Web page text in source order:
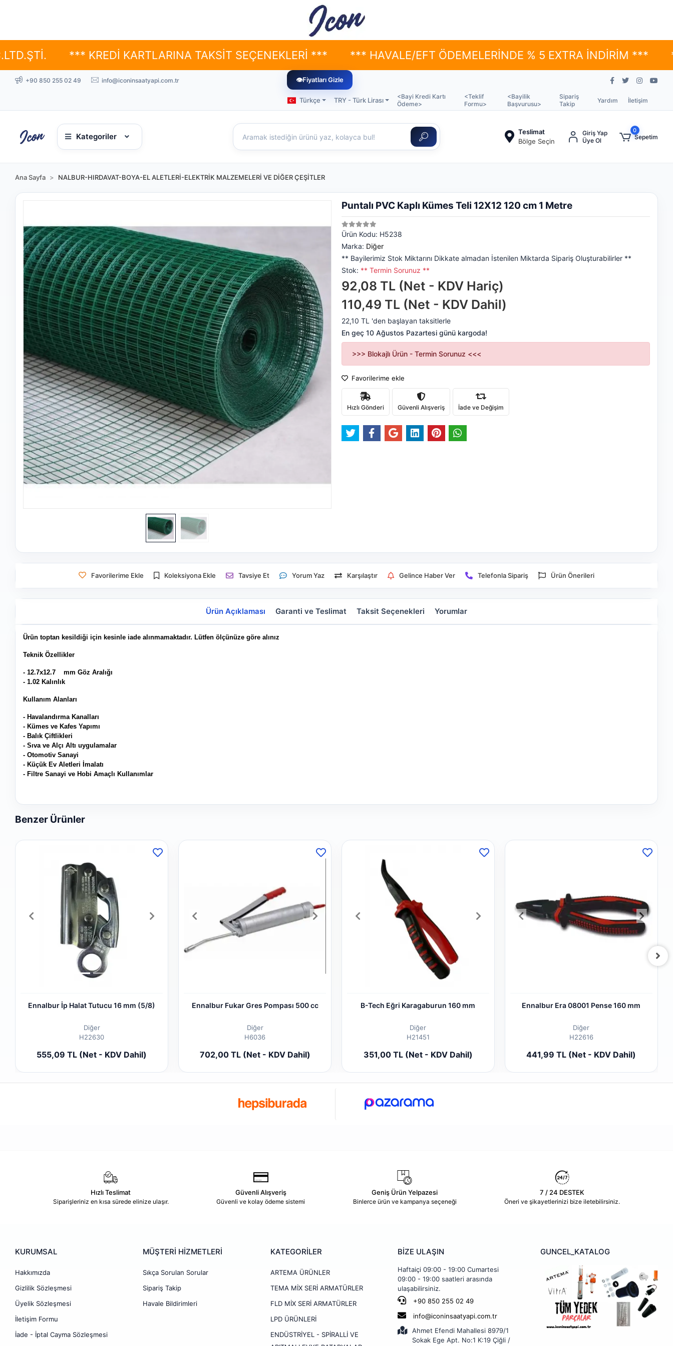
*** KREDİ KARTLARINA TAKSİT SEÇENEKLERİ *** *** HAVALE/EFT ÖDEMELERİNDE % 5 EXTRA İNDİRİM *** ***
+90 850 255 02 49 info@iconinsaatyapi.com.tr 👁Fiyatları Gizle
Türkçe TRY - Türk Lirası
<Bayi Kredi Kartı
Ödeme>
<Teklif
Formu>
<Bayilik
Başvurusu>
Sipariş
Takip
Yardım İletişim
Kategoriler
Teslimat
Bölge Seçin
Giriş Yap
Üye Ol
0
Sepetim
Ana Sayfa NALBUR-HIRDAVAT-BOYA-EL ALETLERİ-ELEKTRİK MALZEMELERİ VE DİĞER ÇEŞİTLER
Puntalı PVC Kaplı Kümes Teli 12X12 120 cm 1 Metre
Ürün Kodu: H5238
Marka: Diğer
** Bayilerimiz Stok Miktarını Dikkate almadan İstenilen Miktarda Sipariş Oluşturabilirler **
Stok: ** Termin Sorunuz **
92,08 TL (Net - KDV Hariç)
110,49 TL (Net - KDV Dahil)
22,10 TL 'den başlayan taksitlerle
En geç 10 Ağustos Pazartesi günü kargoda!
>>> Blokajlı Ürün - Termin Sorunuz <<<
Favorilerime ekle
Hızlı Gönderi Güvenli Alışveriş İade ve Değişim
Favorilerime Ekle Koleksiyona Ekle Tavsiye Et Yorum Yaz Karşılaştır Gelince Haber Ver Telefonla Sipariş Ürün Önerileri
Ürün Açıklaması Garanti ve Teslimat Taksit Seçenekleri Yorumlar
Ürün toptan kesildiği için kesinle iade alınmamaktadır. Lütfen ölçünüze göre alınız
Teknik Özellikler
- 12.7x12.7 mm Göz Aralığı
- 1.02 Kalınlık
Kullanım Alanları
- Havalandırma Kanalları
- Kümes ve Kafes Yapımı
- Balık Çiftlikleri
- Sıva ve Alçı Altı uygulamalar
- Otomotiv Sanayi
- Küçük Ev Aletleri İmalatı
- Filtre Sanayi ve Hobi Amaçlı Kullanımlar
Benzer Ürünler
Ennalbur İp Halat Tutucu 16 mm (5/8)
Diğer
H22630
555,09 TL (Net - KDV Dahil)
Ennalbur Fukar Gres Pompası 500 cc
Diğer
H6036
702,00 TL (Net - KDV Dahil)
B-Tech Eğri Karagaburun 160 mm
Diğer
H21451
351,00 TL (Net - KDV Dahil)
Ennalbur Era 08001 Pense 160 mm
Diğer
H22616
441,99 TL (Net - KDV Dahil)
Hızlı Teslimat
Siparişleriniz en kısa sürede elinize ulaşır.
Güvenli Alışveriş
Güvenli ve kolay ödeme sistemi
Geniş Ürün Yelpazesi
Binlerce ürün ve kampanya seçeneği
7 / 24 DESTEK
Öneri ve şikayetlerinizi bize iletebilirsiniz.
KURUMSAL
Hakkımızda
Gizlilik Sözleşmesi
Üyelik Sözleşmesi
İletişim Formu
İade - İptal Cayma Sözleşmesi
MÜŞTERİ HİZMETLERİ
Sıkça Sorulan Sorular
Sipariş Takip
Havale Bildirimleri
KATEGORİLER
ARTEMA ÜRÜNLER
TEMA MİX SERİ ARMATÜRLER
FLD MİX SERİ ARMATÜRLER
LPD ÜRÜNLERİ
ENDÜSTRİYEL - SPİRALLİ VE
BİZE ULAŞIN
Haftaiçi 09:00 - 19:00 Cumartesi
09:00 - 19:00 saatleri arasında
ulaşabilirsiniz.
+90 850 255 02 49
info@iconinsaatyapi.com.tr
Ahmet Efendi Mahallesi 8979/1
Sokak Ege Apt. No:1 K:19 Çiğli /
GUNCEL_KATALOG